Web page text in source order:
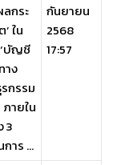
กระ
ใน
‘บัญชี
าง
กรรม
ภายใน
3
าร ...
กันยายน
2568
17:57